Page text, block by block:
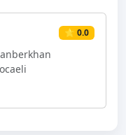
⭐ 0.0